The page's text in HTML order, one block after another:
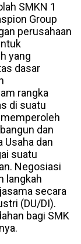
SMKN 1
Group
perusahaan
yang
dasar
rangka
di suatu
dan
Usaha dan
suatu
Negosiasi
langkah
secara
(DU/DI).
bagi SMK